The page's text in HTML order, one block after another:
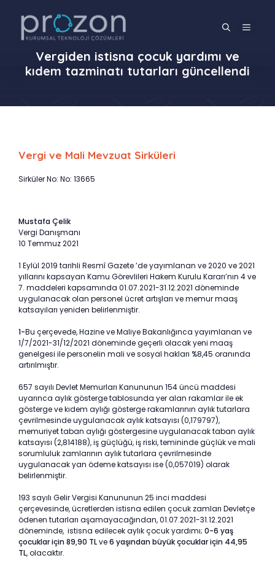
MENÜ
Vergiden istisna çocuk yardımı ve
kıdem tazminatı tutarları güncellendi
Vergi ve Mali Mevzuat Sirküleri
Sirküler No: No: 13665
Mustafa Çelik
Vergi Danışmanı
10 Temmuz 2021
1 Eylül 2019 tarihli Resmî Gazete ’de yayımlanan ve 2020 ve 2021
yıllarını kapsayan Kamu Görevlileri Hakem Kurulu Kararı’nın 4 ve
7. maddeleri kapsamında 01.07.2021-31.12.2021 döneminde
uygulanacak olan personel ücret artışları ve memur maaş
katsayıları yeniden belirlenmiştir.
1-Bu çerçevede, Hazine ve Maliye Bakanlığınca yayımlanan ve
1/7/2021-31/12/2021 döneminde geçerli olacak yeni maaş
genelgesi ile personelin mali ve sosyal hakları %8,45 oranında
artırılmıştır.
657 sayılı Devlet Memurları Kanununun 154 üncü maddesi
uyarınca aylık gösterge tablosunda yer alan rakamlar ile ek
gösterge ve kıdem aylığı gösterge rakamlarının aylık tutarlara
çevrilmesinde uygulanacak aylık katsayısı (0,179797),
memuriyet taban aylığı göstergesine uygulanacak taban aylık
katsayısı (2,814188), iş güçlüğü, iş riski, temininde güçlük ve mali
sorumluluk zamlarının aylık tutarlara çevrilmesinde
uygulanacak yan ödeme katsayısı ise (0,057019) olarak
belirlenmiştir.
193 sayılı Gelir Vergisi Kanununun 25 inci maddesi
çerçevesinde, ücretlerden istisna edilen çocuk zamları Devletçe
ödenen tutarları aşamayacağından, 01.07.2021-31.12.2021
döneminde, istisna edilecek aylık çocuk yardımı; 0-6 yaş
çocuklar için 89,90 TLve6 yaşından büyük çocuklar için 44,95
TL, olacaktır.